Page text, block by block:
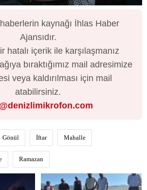
kaynağı İhlas Haber
Ajansıdır.
hatalı içerik ile karşılaşmanız
bıraktığımız mail adresimize
veya kaldırılması için mail
atabilirsiniz.
Gönül İftar Mahalle
Ramazan